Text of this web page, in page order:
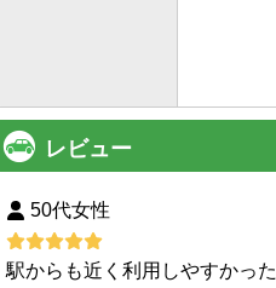
レビュー
50代女性
駅からも近く利用しやすかった